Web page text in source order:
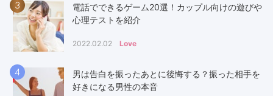
3
電話でできるゲーム20選！カップル向けの遊びや
心理テストを紹介
2022.02.02 Love
4
男は告白を振ったあとに後悔する？振った相手を
好きになる男性の本音